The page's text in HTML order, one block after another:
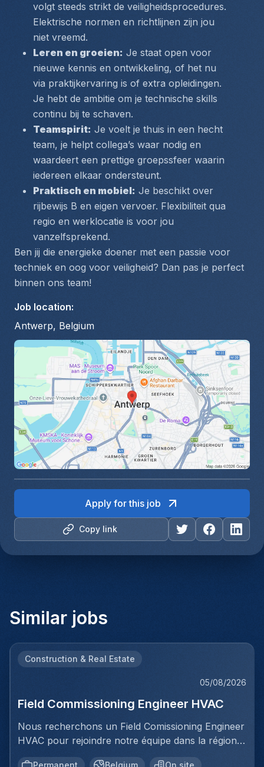
volgt steeds strikt de veiligheidsprocedures.
Elektrische normen en richtlijnen zijn jou
niet vreemd.
Leren en groeien: Je staat open voor
nieuwe kennis en ontwikkeling, of het nu
via praktijkervaring is of extra opleidingen.
Je hebt de ambitie om je technische skills
continu bij te schaven.
Teamspirit: Je voelt je thuis in een hecht
team, je helpt collega’s waar nodig en
waardeert een prettige groepssfeer waarin
iedereen elkaar ondersteunt.
Praktisch en mobiel: Je beschikt over
rijbewijs B en eigen vervoer. Flexibiliteit qua
regio en werklocatie is voor jou
vanzelfsprekend.
Ben jij die energieke doener met een passie voor
techniek en oog voor veiligheid? Dan pas je perfect
binnen ons team!
Job location:
Antwerp, Belgium
Copy link
Apply for this job
Similar jobs
Construction & Real Estate
05/08/2026
Field Commissioning Engineer HVAC
Nous recherchons un Field Comissioning Engineer
HVAC pour rejoindre notre équipe dans la région
de Bruxelles. Dans ce rôle, vous fournirez une
Permanent Belgium On site